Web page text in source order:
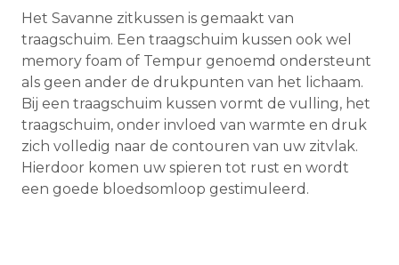
Het Savanne zitkussen is gemaakt van
traagschuim. Een traagschuim kussen ook wel
memory foam of Tempur genoemd ondersteunt
als geen ander de drukpunten van het lichaam.
Bij een traagschuim kussen vormt de vulling, het
traagschuim, onder invloed van warmte en druk
zich volledig naar de contouren van uw zitvlak.
Hierdoor komen uw spieren tot rust en wordt
een goede bloedsomloop gestimuleerd.